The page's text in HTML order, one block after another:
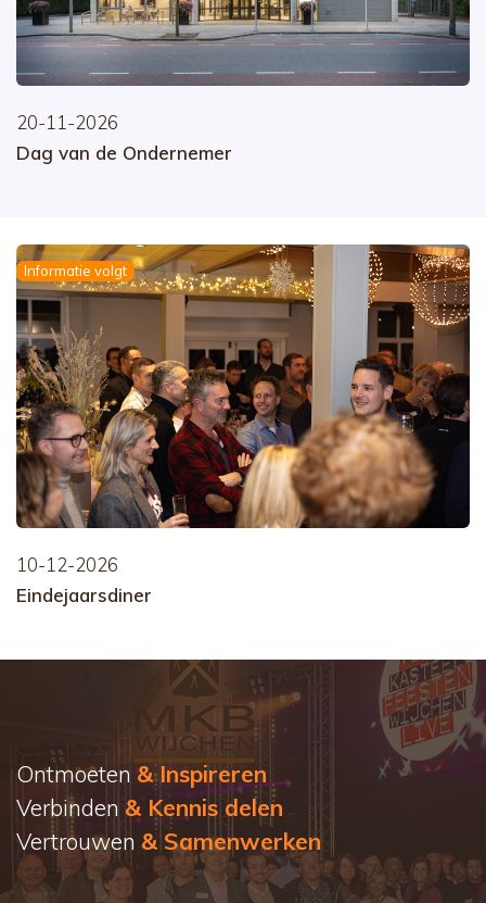
20-11-2026
Dag van de Ondernemer
Informatie volgt
10-12-2026
Eindejaarsdiner
Ontmoeten & Inspireren
Verbinden & Kennis delen
Vertrouwen & Samenwerken